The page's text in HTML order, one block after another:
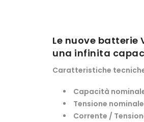
Le nuove
una infinita
Caratteristiche
Capacità
Tensione
Corrente /